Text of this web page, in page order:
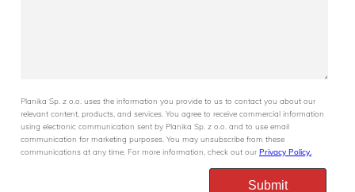
Planika Sp. z o.o. uses the information you provide to us to contact you about our
relevant content, products, and services. You agree to receive commercial information
using electronic communication sent by Planika Sp. z o.o. and to use email
communication for marketing purposes. You may unsubscribe from these
communications at any time. For more information, check out our Privacy Policy.